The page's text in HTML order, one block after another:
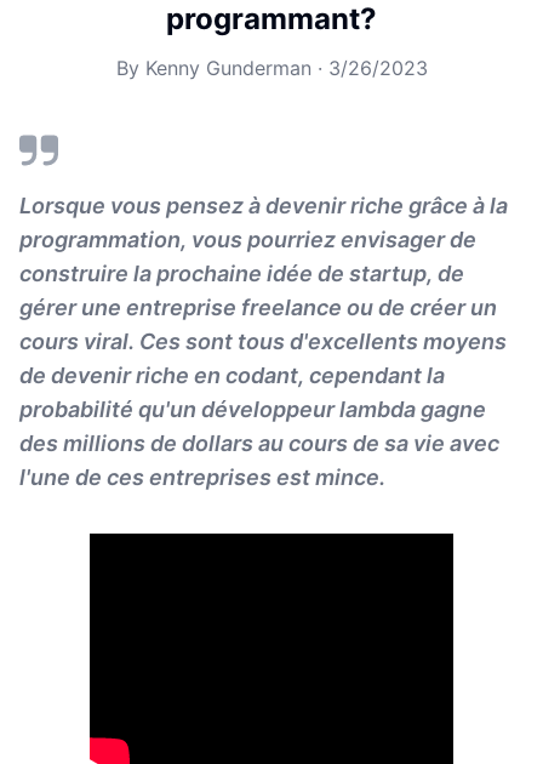
programmant?
By Kenny Gunderman · 3/26/2023
Lorsque vous pensez à devenir riche grâce à la
programmation, vous pourriez envisager de
construire la prochaine idée de startup, de
gérer une entreprise freelance ou de créer un
cours viral. Ces sont tous d'excellents moyens
de devenir riche en codant, cependant la
probabilité qu'un développeur lambda gagne
des millions de dollars au cours de sa vie avec
l'une de ces entreprises est mince.